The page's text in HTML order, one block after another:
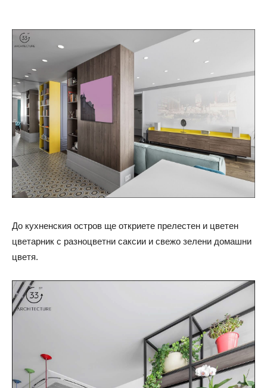
До кухненския остров ще откриете прелестен и цветен
цветарник с разноцветни саксии и свежо зелени домашни
цветя.